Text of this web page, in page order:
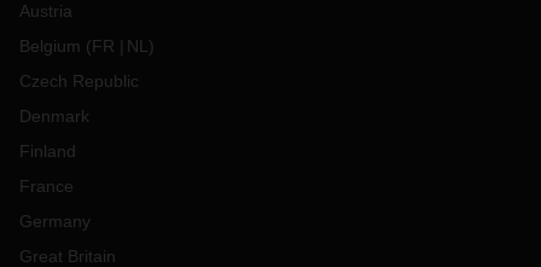
Austria
Belgium (FR NL )
Czech Republic
Denmark
Finland
France
Germany
Great Britain